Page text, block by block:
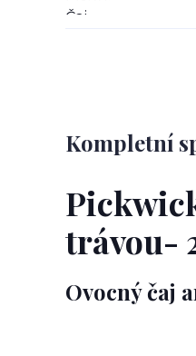
Kompletní
trávou-
Ovocný čaj